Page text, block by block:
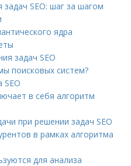
SEO: шаг за шагом
ядра
задач SEO
поисковых систем?
SEO
в себя алгоритм
при решении задач SEO
в рамках алгоритма
для анализа